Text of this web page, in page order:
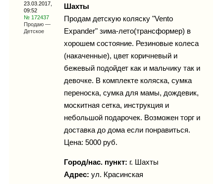
Гороскоп
Карты
23.03.2017,
09:52
№ 172437
Продаю —
Детское
Шахты
Продам детскую коляску "Vento
Expander" зима-лето(трансформер) в
хорошем состояние. Резиновые колеса
(накаченные), цвет коричневый и
бежевый подойдет как и мальчику так и
девочке. В комплекте коляска, сумка
переноска, сумка для мамы, дождевик,
москитная сетка, инструкция и
небольшой подарочек. Возможен торг и
доставка до дома если понравиться.
Цена: 5000 руб.
Город/нас. пункт: г. Шахты
Адрес: ул. Красинская